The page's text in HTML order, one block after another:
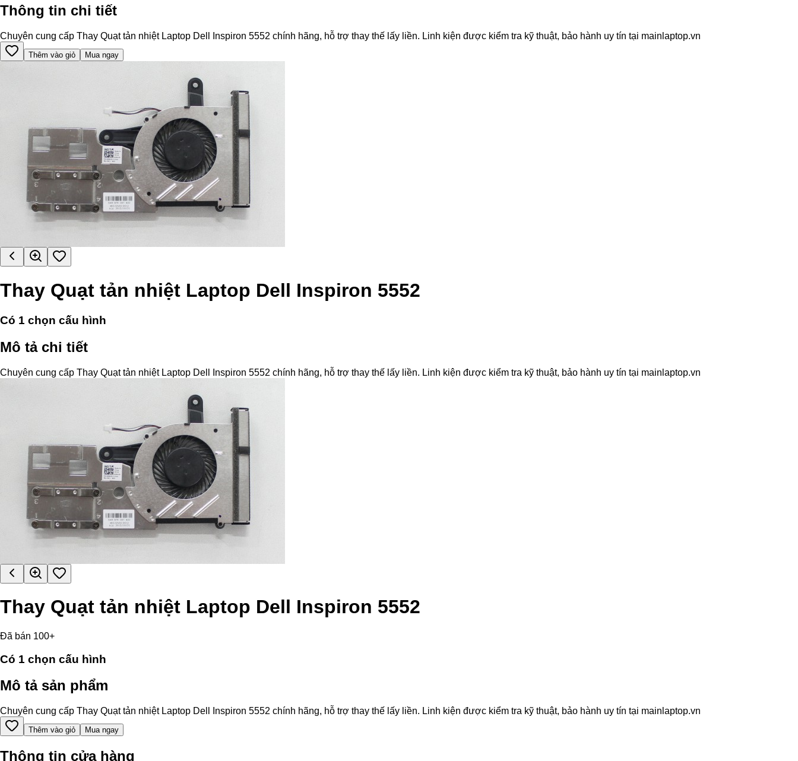
Thông tin chi tiết
Chuyên cung cấp Thay Quạt tản nhiệt Laptop Dell Inspiron 5552 chính hãng, hỗ trợ thay thế lấy liền. Linh kiện được kiểm tra kỹ thuật, bảo hành uy tín tại mainlaptop.vn
Thêm vào giỏ Mua ngay
Thay Quạt tản nhiệt Laptop Dell Inspiron 5552
Có 1 chọn cấu hình
Mô tả chi tiết
Chuyên cung cấp Thay Quạt tản nhiệt Laptop Dell Inspiron 5552 chính hãng, hỗ trợ thay thế lấy liền. Linh kiện được kiểm tra kỹ thuật, bảo hành uy tín tại mainlaptop.vn
Thay Quạt tản nhiệt Laptop Dell Inspiron 5552
Đã bán 100+
Có 1 chọn cấu hình
Mô tả sản phẩm
Chuyên cung cấp Thay Quạt tản nhiệt Laptop Dell Inspiron 5552 chính hãng, hỗ trợ thay thế lấy liền. Linh kiện được kiểm tra kỹ thuật, bảo hành uy tín tại mainlaptop.vn
Thêm vào giỏ Mua ngay
Thông tin cửa hàng